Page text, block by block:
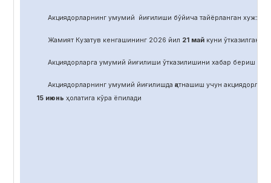
Акциядорларнинг умумий йиғилиши бўйича тайёрланган
Жамият Кузатув кенгашининг 2026 йил 21 майкуни ўтказилган
Акциядорларга умумий йиғилиши ўтказилишини хабар бериш
Акциядорларнинг умумий йиғилишда қатнашиш учун акциядорлар
15 июнь ҳолатига кўра ёпилади